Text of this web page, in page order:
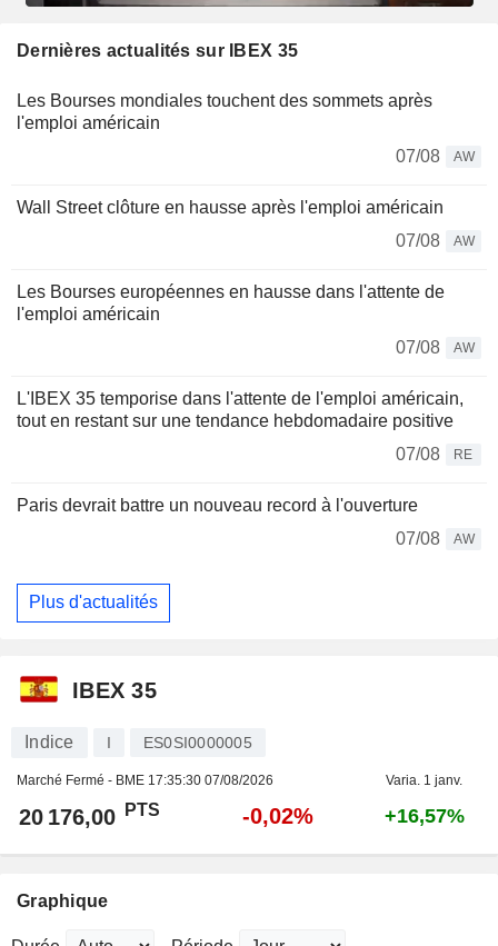
Dernières actualités sur IBEX 35
Les Bourses mondiales touchent des sommets après
l'emploi américain
07/08
AW
Wall Street clôture en hausse après l'emploi américain
07/08
AW
Les Bourses européennes en hausse dans l'attente de
l'emploi américain
07/08
AW
L'IBEX 35 temporise dans l'attente de l'emploi américain,
tout en restant sur une tendance hebdomadaire positive
07/08
RE
Paris devrait battre un nouveau record à l'ouverture
07/08
AW
Plus d'actualités
IBEX 35
Indice I ES0SI0000005
Marché Fermé - BME 17:35:30 07/08/2026 Varia. 1 janv.
20 176,00 PTS -0,02% +16,57%
Graphique